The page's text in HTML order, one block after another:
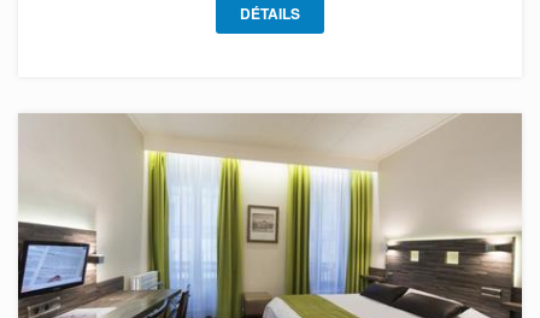
DÉTAILS